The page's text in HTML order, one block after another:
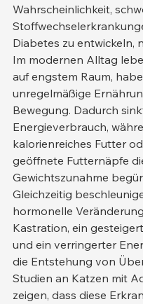
Wahrscheinlichkeit,
Diabetes zu entwickeln,
Im modernen Alltag
auf engstem Raum,
unregelmäßige
Bewegung. Dadurch
Energieverbrauch,
kalorienreiches Futter
geöffnete Futternäpfe
Gewichtszunahme
Gleichzeitig
hormonelle
Kastration, ein
und ein verringerter
die Entstehung von
Studien an Katzen mit
zeigen, dass diese